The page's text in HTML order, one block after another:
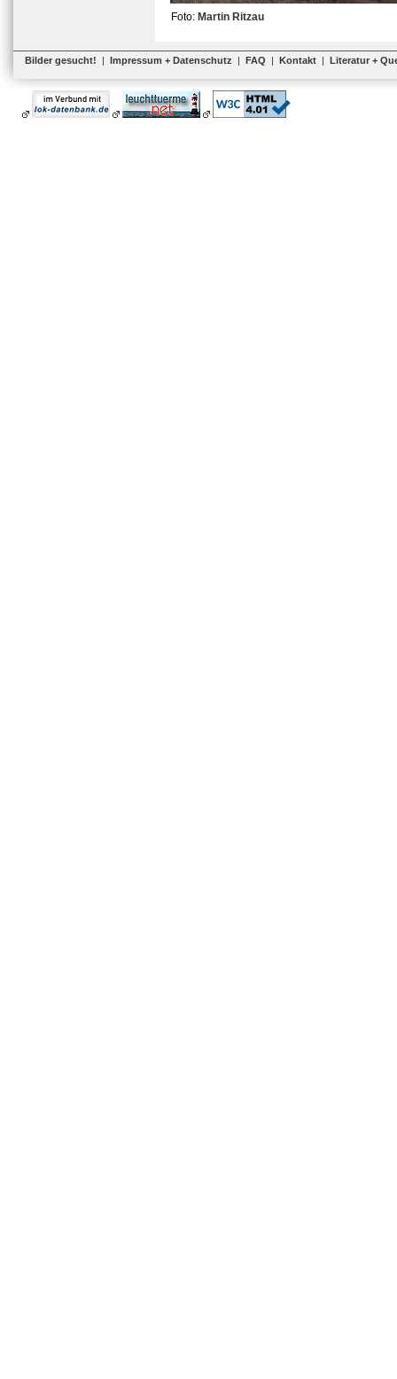
Foto: Martin Ritzau
Bilder gesucht! | Impressum + Datenschutz | FAQ | Kontakt | Literatur +